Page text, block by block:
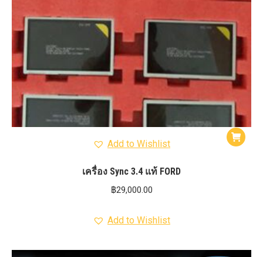
Add to Wishlist
เครื่อง Sync 3.4 แท้ FORD
฿29,000.00
Add to Wishlist